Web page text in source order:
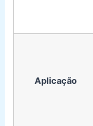
Aplicação